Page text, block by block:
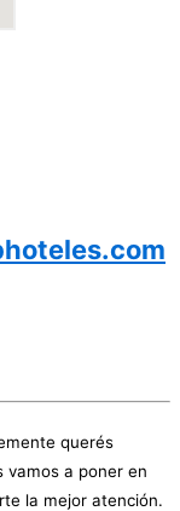
querés
vamos a poner en
la mejor atención.